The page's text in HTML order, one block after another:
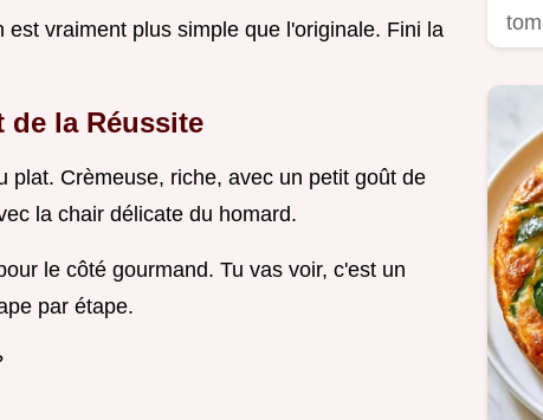
vraiment plus simple que l'originale. Fini la
de la Réussite
Crèmeuse, riche, avec un petit goût de
la chair délicate du homard.
le côté gourmand. Tu vas voir, c'est un
par étape.